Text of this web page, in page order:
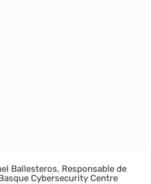
Ballesteros, Responsable de
Cybersecurity Centre